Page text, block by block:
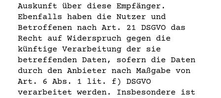
Auskunft über diese Empfänger.
Ebenfalls haben die Nutzer und
Betroffenen nach Art. 21 DSGVO das
Recht auf Widerspruch gegen die
künftige Verarbeitung der sie
betreffenden Daten, sofern die Daten
durch den Anbieter nach Maßgabe von
Art. 6 Abs. 1 lit. f) DSGVO
verarbeitet werden. Insbesondere ist